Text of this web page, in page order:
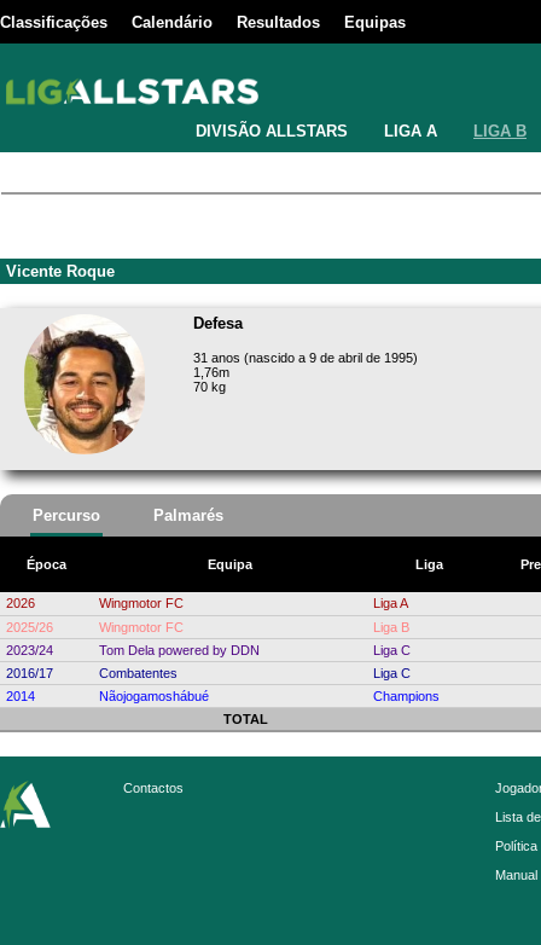
Classificações Calendário Resultados Equipas
DIVISÃO ALLSTARS LIGA A LIGA B
Vicente Roque
Defesa
31 anos (nascido a 9 de abril de 1995)
1,76m
70 kg
Percurso Palmarés
Época Equipa Liga
2026 Wingmotor FC
Liga A
2025/26
Wingmotor FC
Liga B
2023/24
Tom Dela powered by DDN
Liga C
2016/17
Combatentes
Liga C
2014
Nãojogamoshábué
Champions
TOTAL
Contactos
Lista
Política